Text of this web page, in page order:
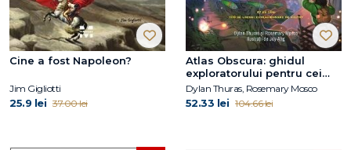
Cine a fost Napoleon?
Jim Gigliotti
25.9 lei 37.00 lei
Atlas Obscura: ghidul
exploratorului pentru cei
mai aventuroși copii din
lume
Dylan Thuras, Rosemary Mosco
52.33 lei 104.66 lei